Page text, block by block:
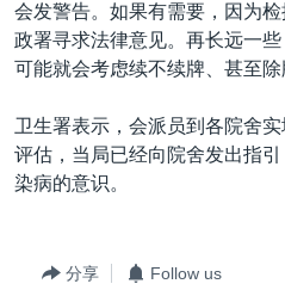
会发警告。如果有需要，因为
政署寻求法律意见。再长远一
可能就会考虑续不续牌、甚至除
卫生署表示，会派员到各院舍
评估，当局已经向院舍发出指
染病的意识。
分享 Follow us